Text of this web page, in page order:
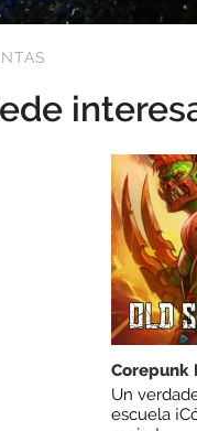
Corepunk
Un
escuela